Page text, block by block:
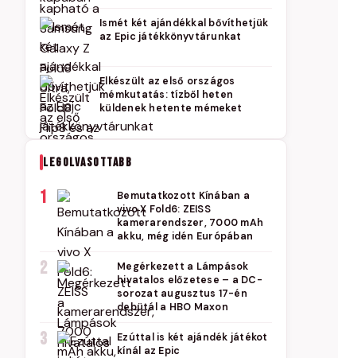
Ismét két ajándékkal bővíthetjük
az Epic játékkönyvtárunkat
Elkészült az első országos
mémkutatás: tízből heten
küldenek hetente mémeket
LEGOLVASOTTABB
1
Bemutatkozott Kínában a
vivo X Fold6: ZEISS
kamerarendszer, 7000 mAh
akku, még idén Európában
2
Megérkezett a Lámpások
hivatalos előzetese – a DC-
sorozat augusztus 17-én
debütál a HBO Maxon
3
Ezúttal is két ajándék játékot
kínál az Epic